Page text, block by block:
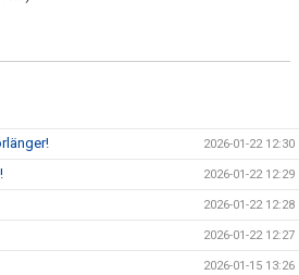
2026-01-22 12:30
2026-01-22 12:29
2026-01-22 12:28
2026-01-22 12:27
2026-01-15 13:26